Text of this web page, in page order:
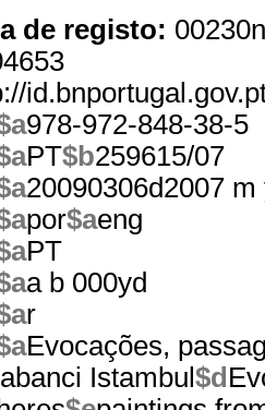
de registo:
978-972-848-38-5
PT$b259615/07
20090306d2007
por$aeng
PT
a b 000yd
r
Evocações,
Istambul $d